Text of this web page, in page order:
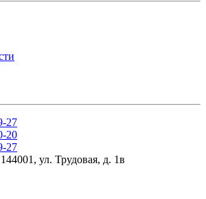
27
20
27
ул. Трудовая, д. 1в